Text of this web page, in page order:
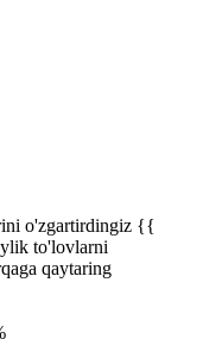
o'zgartirdingiz {{
to'lovlarni
qaytaring